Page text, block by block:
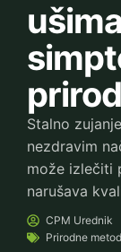
Stalno
nezdravim
može izlečiti
narušava
CPM Urednik
Prirodne